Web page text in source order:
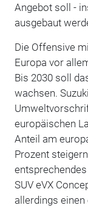
Angebot soll -
ausgebaut
Die Offensive
Europa vor
Bis 2030 soll
wachsen.
europäischen
Anteil am
Prozent
SUV eVX
allerdings